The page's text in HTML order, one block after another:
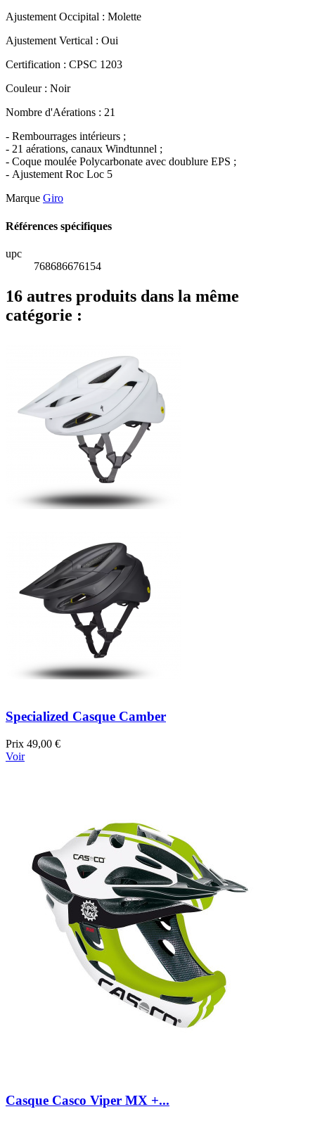
Ajustement Occipital : Molette
Ajustement Vertical : Oui
Certification : CPSC 1203
Couleur: Noir
Nombre d'Aérations : 21
- Rembourrages intérieurs ;
- 21 aérations, canaux Windtunnel ;
- Coque moulée Polycarbonate avec doublure EPS ;
- Ajustement Roc Loc 5
Marque Giro
Références spécifiques
upc
768686676154
16 autres produits dans la même
catégorie :
Specialized Casque Camber
Prix 49,00 €
Voir
Casque Casco Viper MX +...